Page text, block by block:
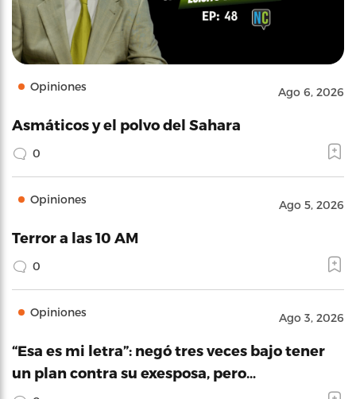
Opiniones Ago 6, 2026
Asmáticos y el polvo del Sahara
0
Opiniones Ago 5, 2026
Terror a las 10 AM
0
Opiniones Ago 3, 2026
“Esa es mi letra”: negó tres veces bajo tener
un plan contra su exesposa, pero…